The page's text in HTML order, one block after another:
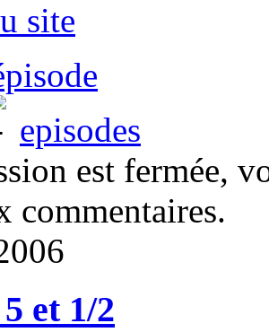
site
episodes
est fermée,
commentaires.
et 1/2